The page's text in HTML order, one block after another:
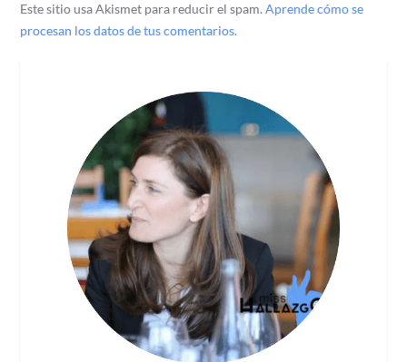
Este sitio usa Akismet para reducir el spam.Aprende cómo se
procesan los datos de tus comentarios.